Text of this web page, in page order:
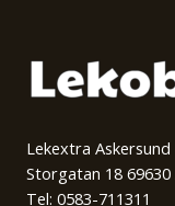
Lekextra
Storgatan 18 69630
Tel: 0583-711311